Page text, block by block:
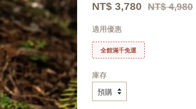
NT$ 3,780 NT$ 4,980
適用優惠
全館滿千免運
庫存